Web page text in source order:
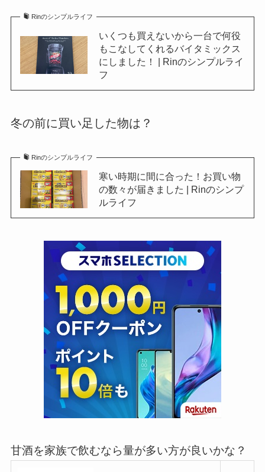
Rinのシンプルライフ
いくつも買えないから一台で何役
もこなしてくれるバイタミックス
にしました！ | Rinのシンプルライ
フ
冬の前に買い足した物は？
Rinのシンプルライフ
寒い時期に間に合った！お買い物
の数々が届きました | Rinのシンプ
ルライフ
甘酒を家族で飲むなら量が多い方が良いかな？